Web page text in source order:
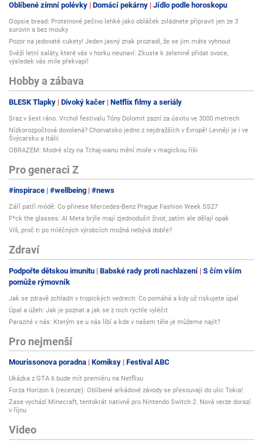
Oblíbené zimní polévky Domácí pekárny Jídlo podle horoskopu
Oopsie bread: Proteinové pečivo lehké jako obláček zvládnete připravit jen ze 3
surovin a bez mouky
Pozor na jedovaté cukety! Jeden jasný znak prozradí, že se jim máte vyhnout
Svěží letní saláty, které vás v horku neunaví: Zkuste k zelenině přidat ovoce,
výsledek vás mile překvapí!
Hobby a zábava
BLESK Tlapky Divoký kačer Netflix filmy a seriály
Sraz v šest ráno. Vrchol festivalu Tóny Dolomit zazní za úsvitu ve 3000 metrech
Nízkorozpočtová dovolená? Chorvatsko jedno z nejdražších v Evropě! Levněji je i ve
Švýcarsku a Itálii
OBRAZEM: Modré slzy na Tchaj-wanu mění moře v magickou říši
Pro generaci Z
#inspirace #wellbeing #news
Září patří módě: Co přinese Mercedes-Benz Prague Fashion Week SS27
F*ck the glasses: AI Meta brýle mají zjednodušit život, zatím ale dělají opak
Víš, proč ti po mléčných výrobcích možná nebývá dobře?
Zdraví
Podpořte dětskou imunitu Babské rady proti nachlazení S čím vším
pomůže rýmovník
Jak se zdravě zchladit v tropických vedrech: Co pomáhá a kdy už riskujete úpal
Úpal a úžeh: Jak je poznat a jak se z nich rychle vyléčit
Parazité v nás: Kterým se u nás líbí a kde v našem těle je můžeme najít?
Pro nejmenší
Mourissonova poradna Komiksy Festival ABC
Ukázka z GTA 6 bude mít premiéru na Netflixu
Forza Horizon 6 (recenze): Oblíbené arkádové závody se přesouvají do ulic Tokia!
Zase vychází Minecraft, tentokrát nativně pro Nintendo Switch 2. Nová verze dorazí
v říjnu
Video